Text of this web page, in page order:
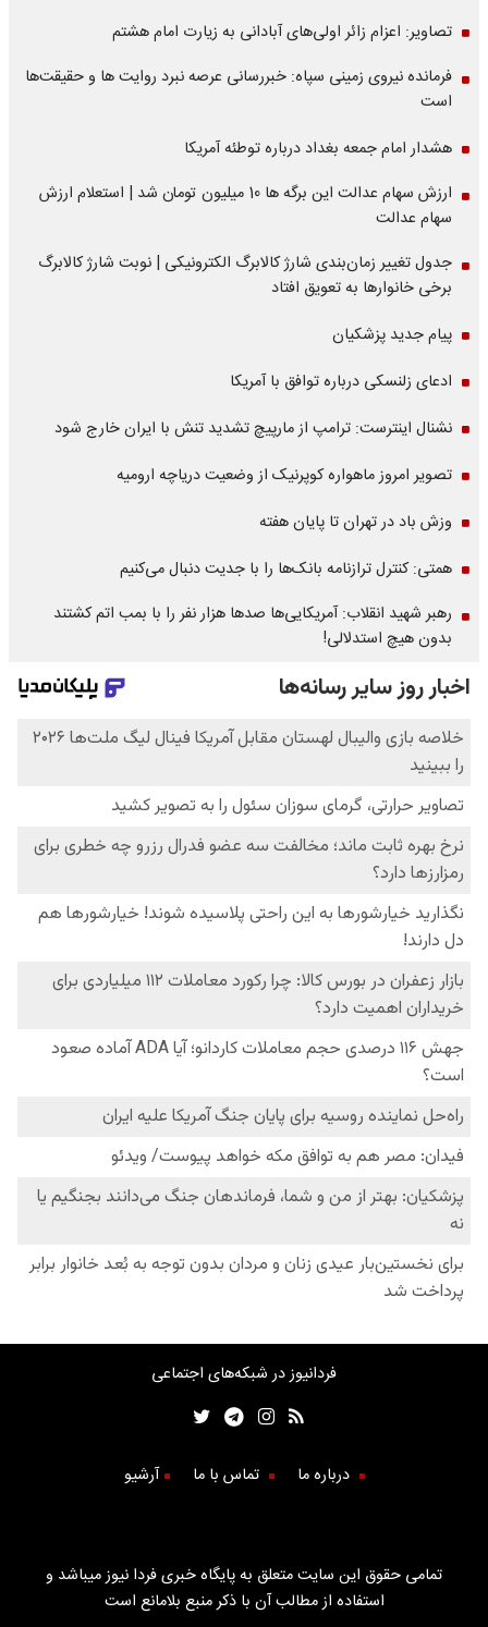
تصاویر: اعزام زائر اولی‌های آبادانی به زیارت امام هشتم
فرمانده نیروی زمینی سپاه: خبررسانی عرصه نبرد روایت ها و حقیقت‌ها
است
هشدار امام جمعه بغداد درباره توطئه آمریکا
ارزش سهام عدالت این برگه ها 10 میلیون تومان شد | استعلام ارزش
سهام عدالت
جدول تغییر زمان‌بندی شارژ کالابرگ الکترونیکی | نوبت شارژ کالابرگ
برخی خانوارها به تعویق افتاد
پیام جدید پزشکیان
ادعای زلنسکی درباره توافق با آمریکا
نشنال اینترست: ترامپ از مارپیچ تشدید تنش با ایران خارج شود
تصویر امروز ماهواره کوپرنیک از وضعیت دریاچه ارومیه
وزش باد در تهران تا پایان هفته
همتی: کنترل ترازنامه بانک‌ها را با جدیت دنبال می‌کنیم
رهبر شهید انقلاب: آمریکایی‌ها صدها هزار نفر را با بمب اتم کشتند
بدون هیچ استدلالی!
فردانیوز در شبکه‌های اجتماعی
درباره ما تماس با ما آرشیو
تمامی حقوق این سایت متعلق به پایگاه خبری فردا نیوز میباشد و
استفاده از مطالب آن با ذکر منبع بلامانع است